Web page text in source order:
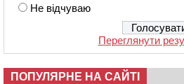
Не відчуваю
Переглянути
ПОПУЛЯРНЕ НА САЙТІ